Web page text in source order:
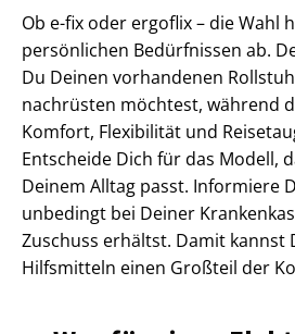
Ob e-fix oder ergoflix – die Wahl
persönlichen Bedürfnissen ab.
Du Deinen vorhandenen
nachrüsten möchtest, während
Komfort, Flexibilität und
Entscheide Dich für das Modell,
Deinem Alltag passt. Informiere
unbedingt bei Deiner
Zuschuss erhältst. Damit kannst
Hilfsmitteln einen Großteil der